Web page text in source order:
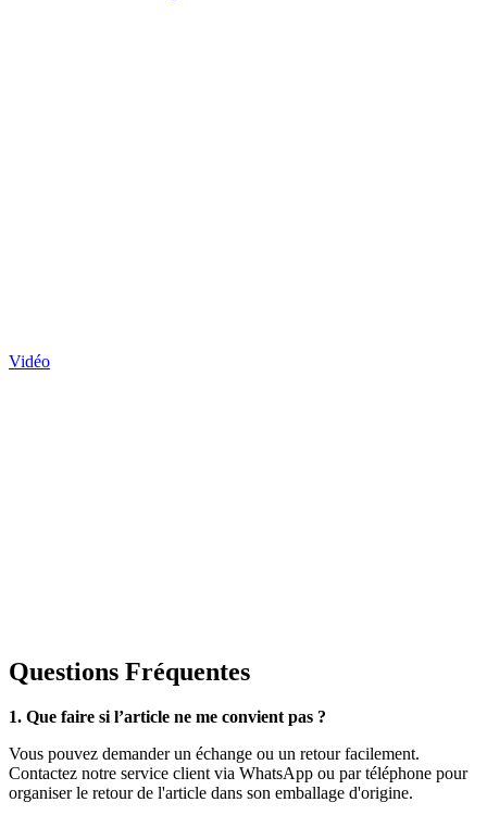
Vidéo
Questions Fréquentes
1. Que faire si l’article ne me convient pas ?
Vous pouvez demander un échange ou un retour facilement.
Contactez notre service client via WhatsApp ou par téléphone pour
organiser le retour de l'article dans son emballage d'origine.